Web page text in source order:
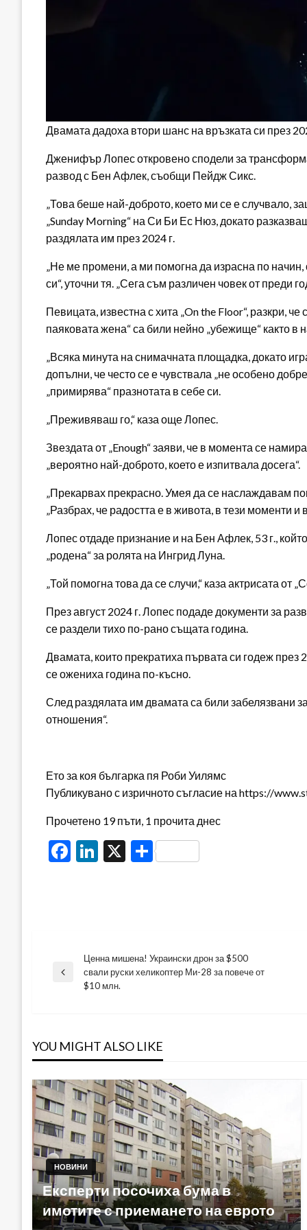
Двамата дадоха втори шанс на връзката си през
Дженифър Лопес откровено сподели за
развод с Бен Афлек, съобщи Пейдж Сикс.
„Това беше най-доброто, което ми се е случвало,
„Sunday Morning“ на Си Би Ес Нюз, докато
раздялата им през 2024 г.
„Не ме промени, а ми помогна да израсна по
си“, уточни тя. „Сега съм различен човек от преди
Певицата, известна с хита „On the Floor“, разкри,
паяковата жена“ са били нейно „убежище“ както в
„Всяка минута на снимачната площадка, докато
допълни, че често се е чувствала „не особено
„примирява“ празнотата в себе си.
„Преживяваш го,“ каза още Лопес.
Звездата от „Enough“ заяви, че в момента се
„вероятно най-доброто, което е изпитвала досега“.
„Прекарвах прекрасно. Умея да се наслаждавам
„Разбрах, че радостта е в живота, в тези моменти
Лопес отдаде признание и на Бен Афлек, 53 г.,
„родена“ за ролята на Ингрид Луна.
„Той помогна това да се случи,“ каза актрисата от
През август 2024 г. Лопес подаде документи за
се раздели тихо по-рано същата година.
Двамата, които прекратиха първата си годеж през
се ожениха година по-късно.
След раздялата им двамата са били забелязвани
отношения“.
Ето за коя българка пя Роби Уилямс
Публикувано с изричното съгласие на https://
Прочетено 19 пъти, 1 прочита днес
Facebook
LinkedIn
X Share
Навигация
Previous
Ценна мишена! Украински дрон за $500
свали руски хеликоптер Ми-28 за повече от
$10 млн.
YOU MIGHT ALSO LIKE
НОВИНИ
Експерти посочиха бума в
имотите с приемането на еврото